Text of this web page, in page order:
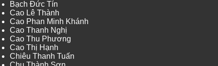
Bạch Đức Tín
Cao Lê Thành
Cao Phan Minh Khánh
Cao Thanh Nghị
Cao Thu Phương
Cao Thị Hạnh
Chiêu Thanh Tuấn